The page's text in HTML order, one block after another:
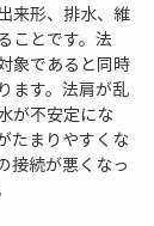
来形、排水、維
ことです。法
象であると同時
ます。法肩が乱
が不安定にな
たまりやすくな
接続が悪くなっ